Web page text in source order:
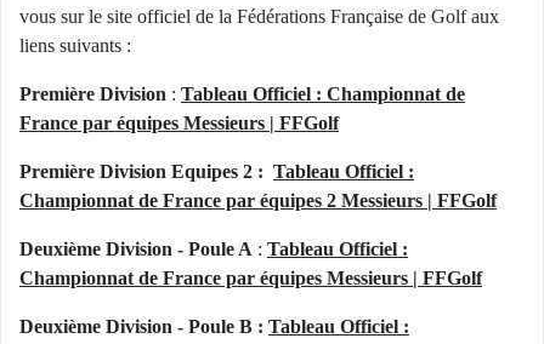
vous sur le site officiel de la Fédérations Française de Golf aux
liens suivants :
Première Division : Tableau Officiel : Championnat de
France par équipes Messieurs | FFGolf
Première Division Equipes 2 : Tableau Officiel :
Championnat de France par équipes 2 Messieurs | FFGolf
Deuxième Division - Poule A : Tableau Officiel :
Championnat de France par équipes Messieurs | FFGolf
Deuxième Division - Poule B : Tableau Officiel :